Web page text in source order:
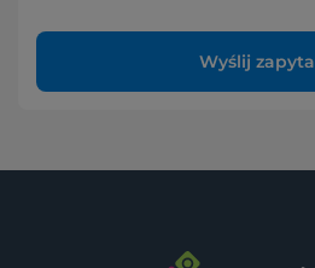
Wyślij